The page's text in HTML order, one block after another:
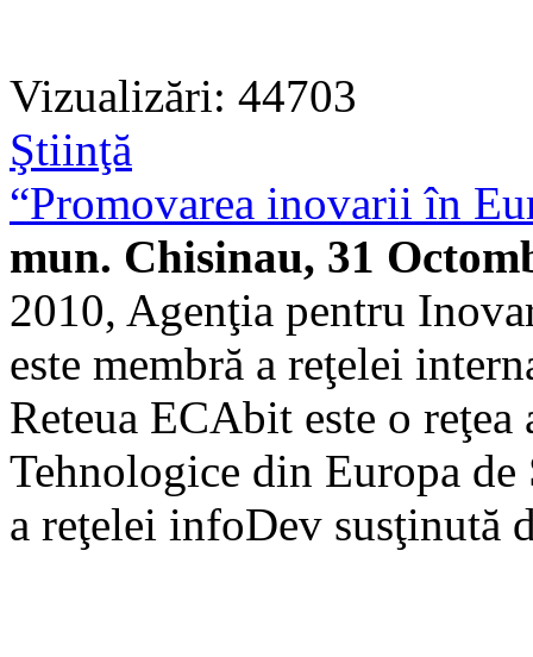
Vizualizări: 44703
Ştiinţă
“Promovarea inovarii în
mun. Chisinau, 31
2010, Agenţia pentru
este membră a reţelei
Reteua ECAbit este o
Tehnologice din Europa
a reţelei infoDev susţinută